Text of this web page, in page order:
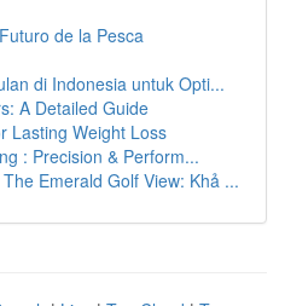
de la Pesca
di Indonesia untuk Opti...
A Detailed Guide
Lasting Weight Loss
: Precision & Perform...
Emerald Golf View: Khả ...